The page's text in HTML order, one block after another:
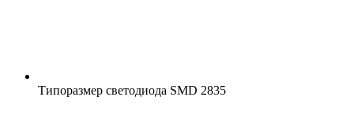
Типоразмер светодиода SMD 2835